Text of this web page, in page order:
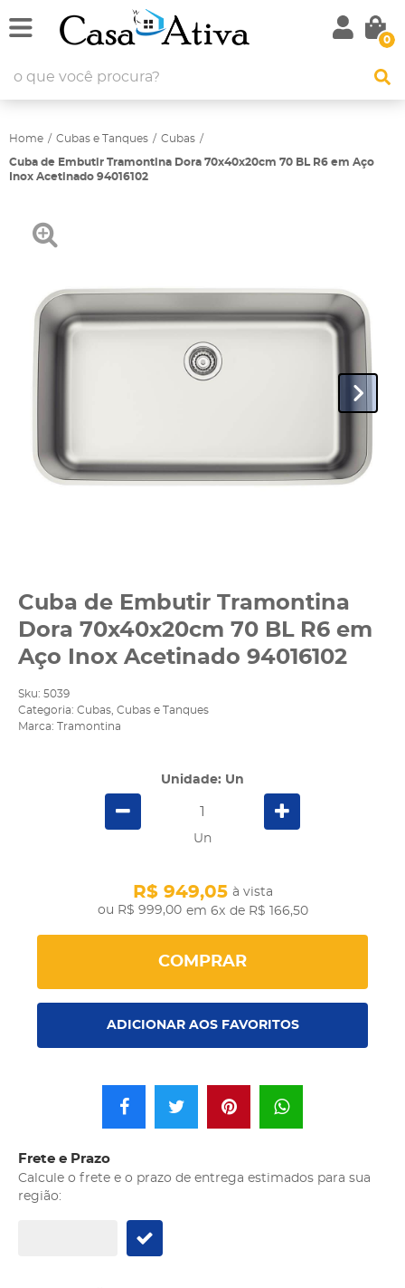
0
Home Cubas e Tanques Cubas
Cuba de Embutir Tramontina Dora 70x40x20cm 70 BL R6 em Aço
Inox Acetinado 94016102
Cuba de Embutir Tramontina
Dora 70x40x20cm 70 BL R6 em
Aço Inox Acetinado 94016102
Sku: 5039
Categoria: Cubas Cubas e Tanques
Marca:
Tramontina
Unidade: Un
Un
R$ 999,00
R$ 949,05 à vista
em 6x de R$ 166,50
COMPRAR
ADICIONAR AOS FAVORITOS
Frete e Prazo
Calcule o frete e o prazo de entrega estimados para sua
região: